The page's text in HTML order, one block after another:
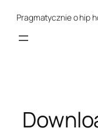
Pragmatycznie o hip